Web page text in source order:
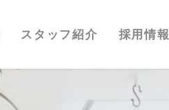
スタッフ紹介 採用情報